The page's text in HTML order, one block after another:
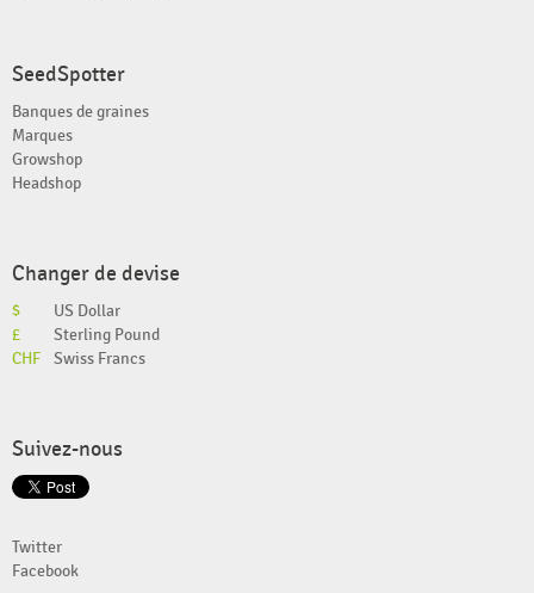
SeedSpotter
Banques de graines
Marques
Growshop
Headshop
Changer de devise
$
US Dollar
£
Sterling Pound
CHF
Swiss Francs
Suivez-nous
Twitter
Facebook